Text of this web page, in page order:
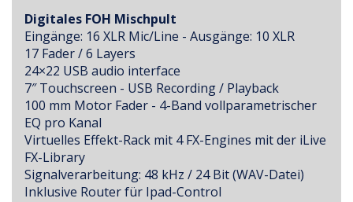
Digitales FOH Mischpult
Eingänge: 16 XLR Mic/Line - Ausgänge: 10 XLR
17 Fader / 6 Layers
24×22 USB audio interface
7″ Touchscreen - USB Recording / Playback
100 mm Motor Fader - 4-Band vollparametrischer
EQ pro Kanal
Virtuelles Effekt-Rack mit 4 FX-Engines mit der iLive
FX-Library
Signalverarbeitung: 48 kHz / 24 Bit (WAV-Datei)
Inklusive Router für Ipad-Control